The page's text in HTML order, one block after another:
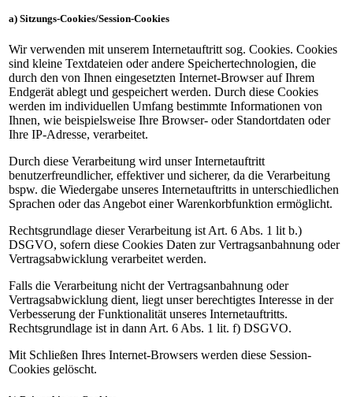
a) Sitzungs-Cookies/Session-Cookies
Wir verwenden mit unserem Internetauftritt sog. Cookies. Cookies
sind kleine Textdateien oder andere Speichertechnologien, die
durch den von Ihnen eingesetzten Internet-Browser auf Ihrem
Endgerät ablegt und gespeichert werden. Durch diese Cookies
werden im individuellen Umfang bestimmte Informationen von
Ihnen, wie beispielsweise Ihre Browser- oder Standortdaten oder
Ihre IP-Adresse, verarbeitet.
Durch diese Verarbeitung wird unser Internetauftritt
benutzerfreundlicher, effektiver und sicherer, da die Verarbeitung
bspw. die Wiedergabe unseres Internetauftritts in unterschiedlichen
Sprachen oder das Angebot einer Warenkorbfunktion ermöglicht.
Rechtsgrundlage dieser Verarbeitung ist Art. 6 Abs. 1 lit b.)
DSGVO, sofern diese Cookies Daten zur Vertragsanbahnung oder
Vertragsabwicklung verarbeitet werden.
Falls die Verarbeitung nicht der Vertragsanbahnung oder
Vertragsabwicklung dient, liegt unser berechtigtes Interesse in der
Verbesserung der Funktionalität unseres Internetauftritts.
Rechtsgrundlage ist in dann Art. 6 Abs. 1 lit. f) DSGVO.
Mit Schließen Ihres Internet-Browsers werden diese Session-
Cookies gelöscht.